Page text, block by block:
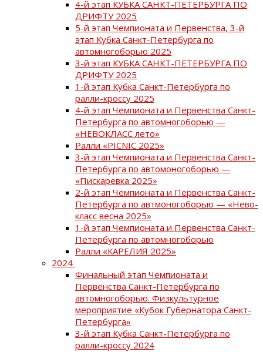
4-й этап КУБКА САНКТ-ПЕТЕРБУРГА ПО
ДРИФТУ 2025
5-й этап Чемпионата и Первенства, 3-й
этап Кубка Санкт-Петербурга по
автомногоборью 2025
3-й этап КУБКА САНКТ-ПЕТЕРБУРГА ПО
ДРИФТУ 2025
1-й этап Кубка Санкт-Петербурга по
ралли-кроссу 2025
4-й этап Чемпионата и Первенства Санкт-
Петербурга по автомногоборью —
«НЕВОКЛАСС лето»
Ралли «PICNIC 2025»
3-й этап Чемпионата и Первенства Санкт-
Петербурга по автомоногоборью —
«Пискаревка 2025»
2-й этап Чемпионата и Первенства Санкт-
Петербурга по автмоногоборью — «Нево-
класс весна 2025»
1-й этап Чемпионата и Первенства Санкт-
Петербурга по автомногоборью
Ралли «КАРЕЛИЯ 2025»
2024
Финальный этап Чемпионата и
Первенства Санкт-Петербурга по
автомногоборью. Физкультурное
мероприятие «Кубок Губернатора Санкт-
Петербурга»
3-й этап Кубка Санкт-Петербурга по
ралли-кроссу 2024